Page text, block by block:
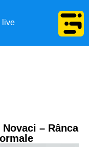
live
– Rânca